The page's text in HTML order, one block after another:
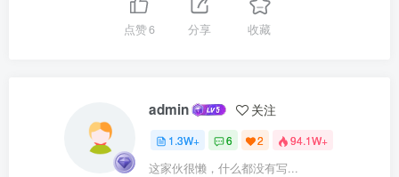
点赞6 分享 收藏
admin 关注
1.3W+ 6 2 94.1W+
这家伙很懒，什么都没有写...